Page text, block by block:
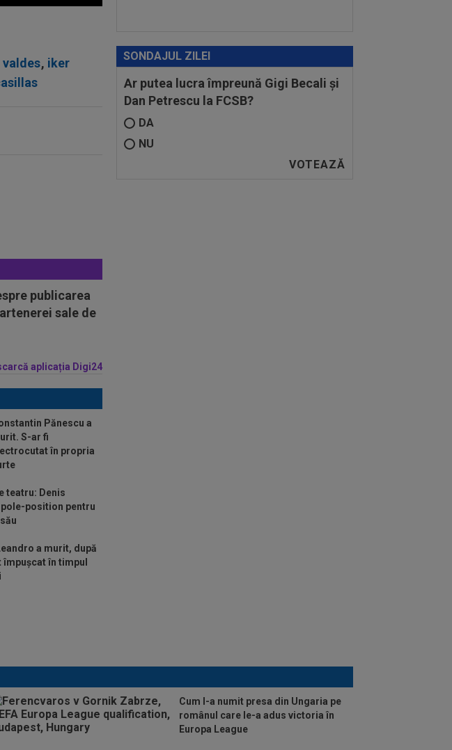
, iker
publicarea
sale de
aplicația Digi24
SONDAJUL ZILEI
Ar putea lucra împreună Gigi Becali și
Dan Petrescu la FCSB?
DA
NU
Pănescu a
S-ar fi
în propria
teatru: Denis
pole-position pentru
a murit, după
împușcat în timpul
Cum l-a numit presa din Ungaria pe
românul care le-a adus victoria în
Europa League